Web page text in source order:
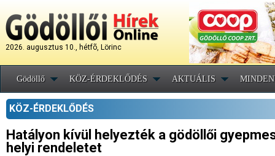
2026. augusztus 10., hétfõ, Lörinc
Gödöllő KÖZ-ÉRDEKLŐDÉS AKTUÁLIS
KÖZ-ÉRDEKLŐDÉS
Hatályon kívül helyezték a gödöllői
helyi rendeletet